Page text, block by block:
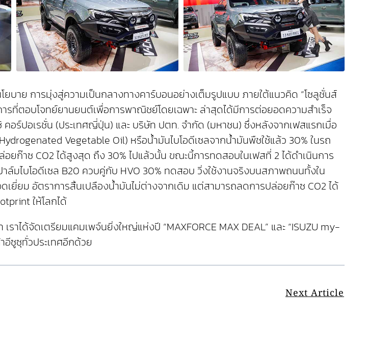
าย การมุ่งสู่ความเป็นกลางทางคาร์บอนอย่างเต็มรูปแบบ ภายใต้แนวคิด “โซลูชั่นส์
ตอบโจทย์ยานยนต์เพื่อการพาณิชย์โดยเฉพาะ ล่าสุดได้มีการต่อยอดความสำเร็จ
อร์ปอเรชั่น (ประเทศญี่ปุ่น) และ บริษัท ปตท. จำกัด (มหาชน) ซึ่งหลังจากเฟสแรกเมื่อ
Vegetable Oil) หรือน้ำมันไบโอดีเซลจากน้ำมันพืชใช้แล้ว 30% ในรถ
ก๊าซ CO2 ได้สูงสุด ถึง 30% ไปแล้วนั้น ขณะนี้การทดสอบในเฟสที่ 2 ได้ดำเนินการ
มไบโอดีเซล B20 ควบคู่กับ HVO 30% ทดสอบ วิ่งใช้งานจริงบนสภาพถนนทั้งใน
ยม อัตราการสิ้นเปลืองน้ำมันไม่ต่างจากเดิม แต่สามารถลดการปล่อยก๊าซ CO2 ได้
ให้โลกได้
ได้จัดเตรียมแคมเพจ์นยิ่งใหญ่แห่งปี “MAXFORCE MAX DEAL” และ “ISUZU my-
ซูซุทั่วประเทศอีกด้วย
Next Article